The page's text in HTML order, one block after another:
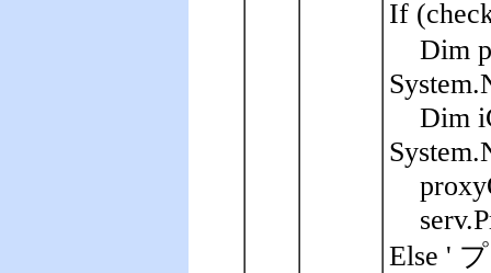
If
Dim
Dim
Else '